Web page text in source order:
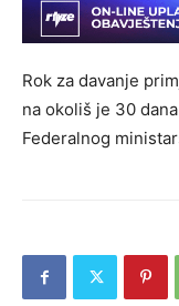
Rok za davanje
na okoliš je 30
Federalnog